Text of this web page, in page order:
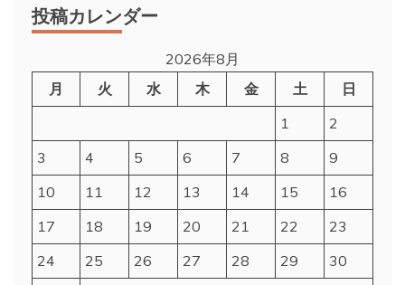
投稿カレンダー
2026年8月
月
火 水 木 金 土
日
1
2
3
4 5 6 7 8
9
10
11 12 13 14 15
16
17
18 19 20 21 22
23
24
25 26 27 28 29
30